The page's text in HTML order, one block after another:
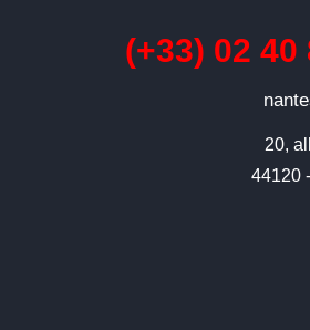
(+33) 02 40
20,
44120